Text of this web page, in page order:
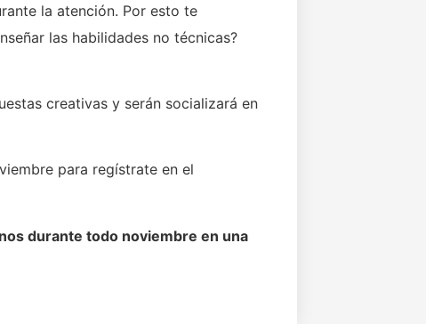
la atención. Por esto te
las habilidades no técnicas?
creativas y serán socializará en
para regístrate en el
durante todo noviembre en una